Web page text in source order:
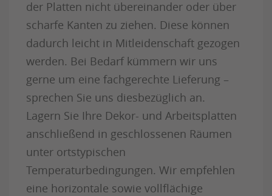
der Platten nicht übereinander oder über
scharfe Kanten zu ziehen. Diese können
dadurch leicht in Mitleidenschaft gezogen
werden. Bei Bedarf kümmern wir uns
gerne um eine fachgerechte Lieferung –
sprechen Sie uns diesbezüglich an.
Lagern Sie Ihre Dekor- und Arbeitsplatten
anschließend in geschlossenen Räumen
unter ortstypischen
Temperaturbedingungen. Wir empfehlen
eine horizontale sowie vollflächige